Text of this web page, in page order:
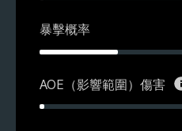
暴擊概率
AOE（影響範圍）傷害